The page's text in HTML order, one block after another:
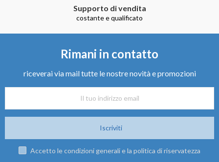
Supporto di vendita
costante e qualificato
Rimani in contatto
riceverai via mail tutte le nostre novità e promozioni
Iscriviti
Accetto le condizioni generali e la politica di riservatezza